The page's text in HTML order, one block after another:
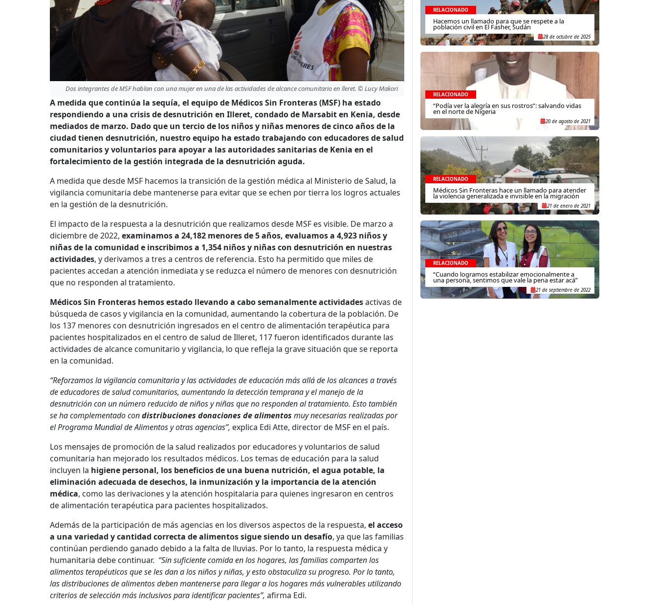
Dos integrantes de MSF hablan con una mujer en una de las actividades de alcance comunitario en lleret. © Lucy Makori
A medida que continúa la sequía, el equipo de Médicos Sin Fronteras (MSF) ha estado
respondiendo a una crisis de desnutrición en Illeret, condado de Marsabit en Kenia, desde
mediados de marzo. Dado que un tercio de los niños y niñas menores de cinco años de la
ciudad tienen desnutrición, nuestro equipo ha estado trabajando con educadores de salud
comunitarios y voluntarios para apoyar a las autoridades sanitarias de Kenia en el
fortalecimiento de la gestión integrada de la desnutrición aguda.
A medida que desde MSF hacemos la transición de la gestión médica al Ministerio de Salud, la
vigilancia comunitaria debe mantenerse para evitar que se echen por tierra los logros actuales
en la gestión de la desnutrición.
El impacto de la respuesta a la desnutrición que realizamos desde MSF es visible. De marzo a
diciembre de 2022, examinamos a 24,182 menores de 5 años, evaluamos a 4,923 niños y
niñas de la comunidad e inscribimos a 1,354 niños y niñas con desnutrición en nuestras
actividades, y derivamos a tres a centros de referencia. Esto ha permitido que miles de
pacientes accedan a atención inmediata y se reduzca el número de menores con desnutrición
que no responden al tratamiento.
Médicos Sin Fronteras hemos estado llevando a cabo semanalmente actividadesactivas de
búsqueda de casos y vigilancia en la comunidad, aumentando la cobertura de la población. De
los 137 menores con desnutrición ingresados en el centro de alimentación terapéutica para
pacientes hospitalizados en el centro de salud de Illeret, 117 fueron identificados durante las
actividades de alcance comunitario y vigilancia, lo que refleja la grave situación que se reporta
en la comunidad.
“Reforzamos la vigilancia comunitaria y las actividades de educación más allá de los alcances a través
de educadores de salud comunitarios, aumentando la detección temprana y el manejo de la
desnutrición con un número reducido de niños y niñas que no responden al tratamiento. Esto también
se ha complementado condistribuciones donaciones de alimentos muy necesarias realizadas por
el Programa Mundial de Alimentos y otras agencias”, explica Edi Atte, director de MSF en el país.
Los mensajes de promoción de la salud realizados por educadores y voluntarios de salud
comunitaria han mejorado los resultados médicos. Los temas de educación para la salud
incluyen la higiene personal, los beneficios de una buena nutrición, el agua potable, la
eliminación adecuada de desechos, la inmunización y la importancia de la atención
médica, como las derivaciones y la atención hospitalaria para quienes ingresaron en centros
de alimentación terapéutica para pacientes hospitalizados.
Además de la participación de más agencias en los diversos aspectos de la respuesta, el acceso
a una variedad y cantidad correcta de alimentos sigue siendo un desafío, ya que las familias
continúan perdiendo ganado debido a la falta de lluvias. Por lo tanto, la respuesta médica y
humanitaria debe continuar. “Sin suficiente comida en los hogares, las familias comparten los
alimentos terapéuticos que se les dan a los niños y niñas, y esto obstaculiza su progreso. Por lo tanto,
las distribuciones de alimentos deben mantenerse para llegar a los hogares más vulnerables utilizando
criterios de selección más inclusivos para identificar pacientes”, afirma Edi.
RELACIONADO
Hacemos un llamado para que se respete a la
población civil en El Fasher, Sudán
28 de octubre de 2025
RELACIONADO
“Podía ver la alegría en sus rostros”: salvando vidas
en el norte de Nigeria
20 de agosto de 2021
RELACIONADO
Médicos Sin Fronteras hace un llamado para atender
la violencia generalizada e invisible en la migración
21 de enero de 2021
RELACIONADO
“Cuando logramos estabilizar emocionalmente a
una persona, sentimos que vale la pena estar acá”
21 de septiembre de 2022